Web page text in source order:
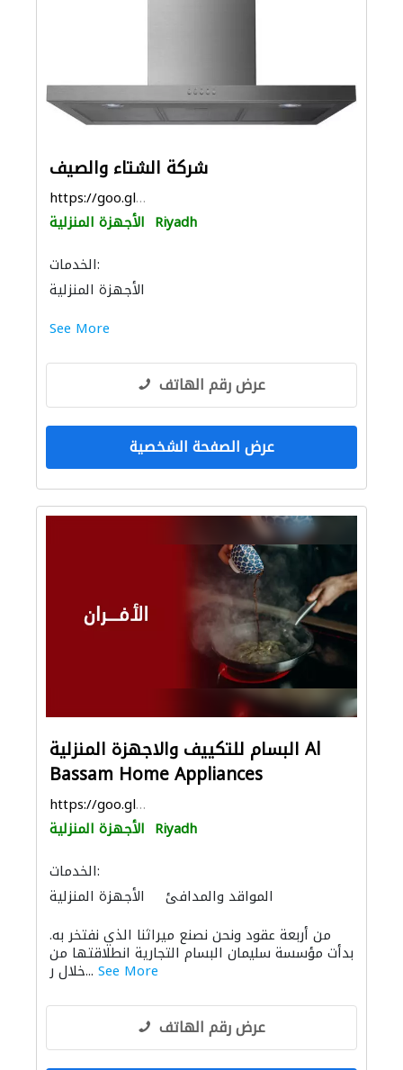
شركة الشتاء والصيف
https://goo.gl/maps/3LFWH8v4Sv5DC2ss8
الأجهزة المنزلية Riyadh
الخدمات:
الأجهزة المنزلية
See More
عرض رقم الهاتف
عرض الصفحة الشخصية
البسام للتكييف والاجهزة المنزلية Al
Bassam Home Appliances
https://goo.gl/maps/2Pcnuhvdwd7Rgw6w5
الأجهزة المنزلية Riyadh
الخدمات:
الأجهزة المنزلية
المواقد والمدافئ
من أربعة عقود ونحن نصنع ميراثنا الذي نفتخر به.
بدأت مؤسسة سليمان البسام التجارية انطلاقتها من
خلال ر... See More
عرض رقم الهاتف